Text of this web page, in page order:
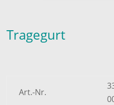
Tragegurt
Art.-Nr.